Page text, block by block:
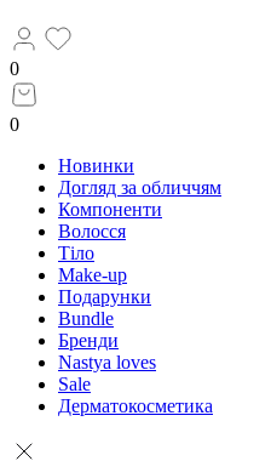
0
0
Новинки
Догляд за обличчям
Компоненти
Волосся
Тіло
Make-up
Подарунки
Bundle
Бренди
Nastya loves
Sale
Дерматокосметика